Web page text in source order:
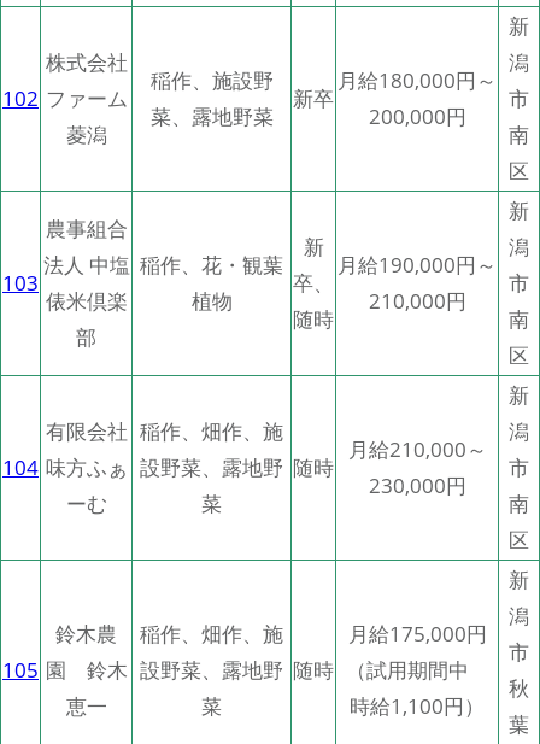
102
株式会社
ファーム
菱潟
稲作、施設野
菜、露地野菜
新卒
月給180,000円～
200,000円
新
潟
市
南
区
103
農事組合
法人 中塩
俵米倶楽
部
稲作、花・観葉
植物
新
卒、
随時
月給190,000円～
210,000円
新
潟
市
南
区
104
有限会社
味方ふぁ
ーむ
稲作、畑作、施
設野菜、露地野
菜
随時
月給210,000～
230,000円
新
潟
市
南
区
105
鈴木農
園 鈴木
恵一
稲作、畑作、施
設野菜、露地野
菜
随時
月給175,000円
（試用期間中
時給1,100円）
新
潟
市
秋
葉